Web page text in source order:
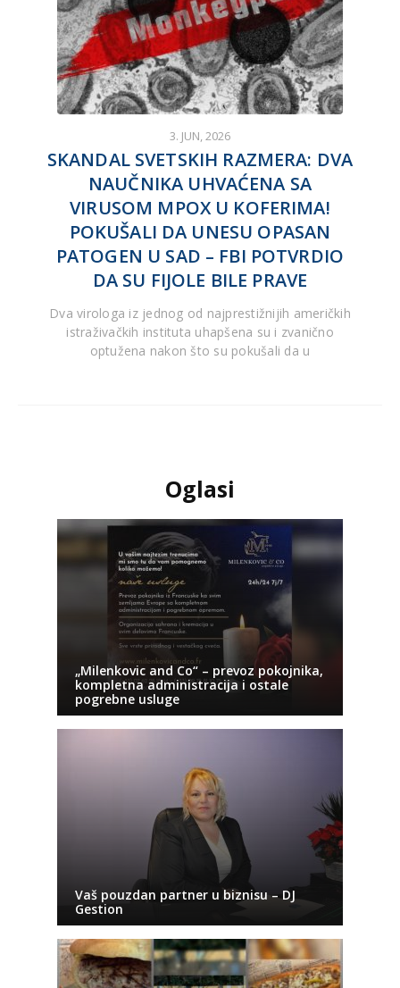
3. JUN, 2026
SKANDAL SVETSKIH RAZMERA: DVA
NAUČNIKA UHVAĆENA SA
VIRUSOM MPOX U KOFERIMA!
POKUŠALI DA UNESU OPASAN
PATOGEN U SAD – FBI POTVRDIO
DA SU FIJOLE BILE PRAVE
Dva virologa iz jednog od najprestižnijih američkih
istraživačkih instituta uhapšena su i zvanično
optužena nakon što su pokušali da u
Oglasi
„Milenkovic and Co“ – prevoz pokojnika,
kompletna administracija i ostale
pogrebne usluge
Vaš pouzdan partner u biznisu – DJ
Gestion